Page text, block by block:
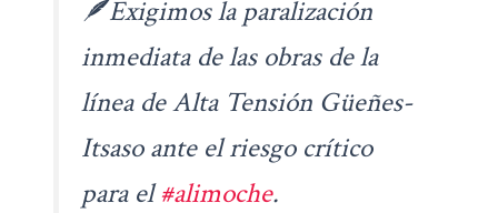
🪶Exigimos la paralización
inmediata de las obras de la
línea de Alta Tensión Güeñes-
Itsaso ante el riesgo crítico
para el#alimoche.